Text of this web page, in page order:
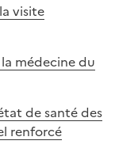
visite
médecine du
de santé des
renforcé